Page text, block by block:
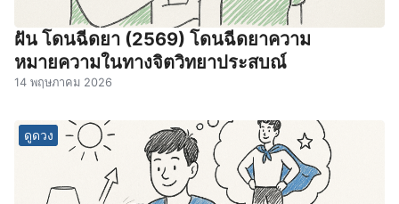
ฝัน โดนฉีดยา (2569) โดนฉีดยาความ
หมายความในทางจิตวิทยาประสบณ์
14 พฤษภาคม 2026
ดูดวง